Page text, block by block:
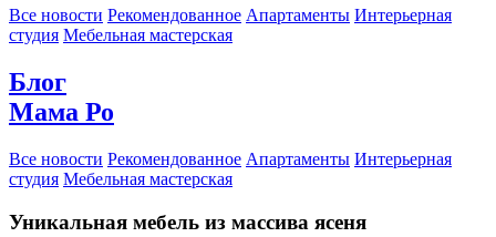
Все новости Рекомендованное Апартаменты Интерьерная
студия Мебельная мастерская
Блог
Мама Ро
Все новости Рекомендованное Апартаменты Интерьерная
студия Мебельная мастерская
Уникальная мебель из массива ясеня